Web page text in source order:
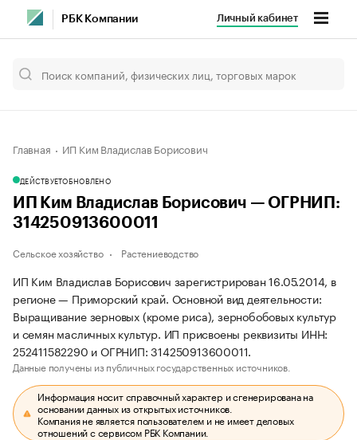
РБК Компании Личный кабинет
Главная ИП Ким Владислав Борисович
ДЕЙСТВУЕТОБНОВЛЕНО
ИП Ким Владислав Борисович — ОГРНИП:
314250913600011
Сельское хозяйство Растениеводство
ИП Ким Владислав Борисович зарегистрирован 16.05.2014, в
регионе — Приморский край. Основной вид деятельности:
Выращивание зерновых (кроме риса), зернобобовых культур
и семян масличных культур. ИП присвоены реквизиты ИНН:
252411582290 и ОГРНИП: 314250913600011.
Данные получены из публичных государственных источников.
Информация носит справочный характер и сгенерирована на
основании данных из открытых источников.
Компания не является пользователем и не имеет деловых
отношений с сервисом РБК Компании.